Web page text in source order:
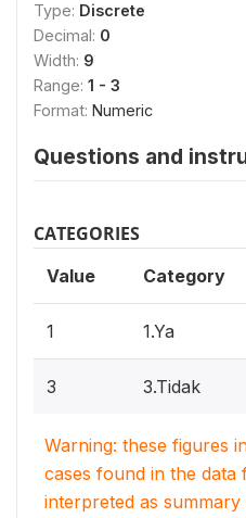
Type: Discrete
Decimal: 0
Width: 9
Range: 1 - 3
Format: Numeric
Questions and
CATEGORIES
Value Category
1 1.Ya
3 3.Tidak
Warning: these figures
cases found in the data
interpreted as